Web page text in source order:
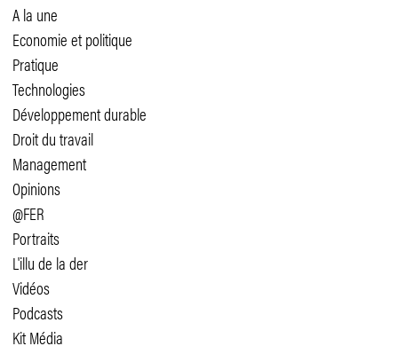
A la une
Economie et politique
Pratique
Technologies
Développement durable
Droit du travail
Management
Opinions
@FER
Portraits
L'illu de la der
Vidéos
Podcasts
Kit Média